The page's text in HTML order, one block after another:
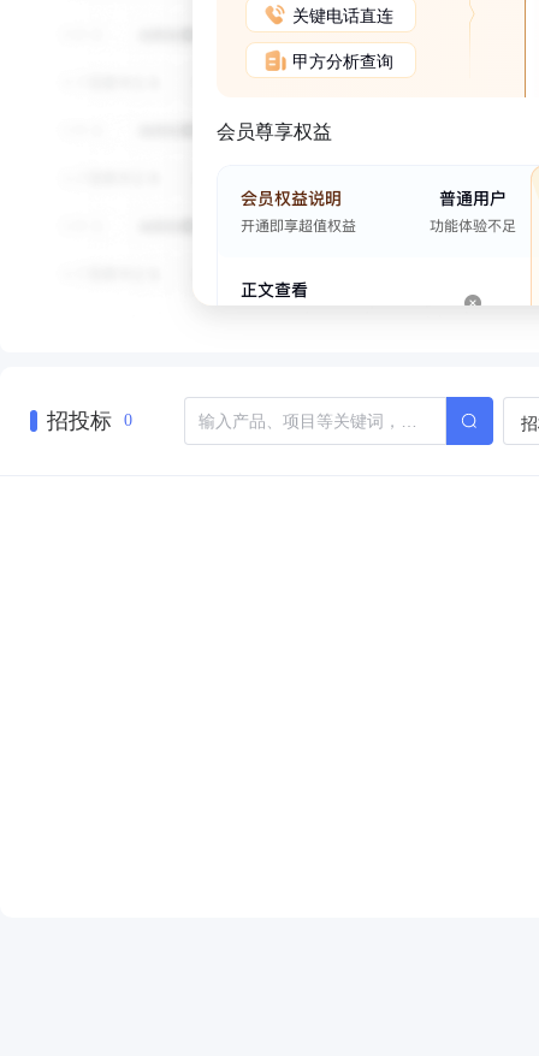
关键电话直连
甲方分析查询
会员尊享权益
招投标 0